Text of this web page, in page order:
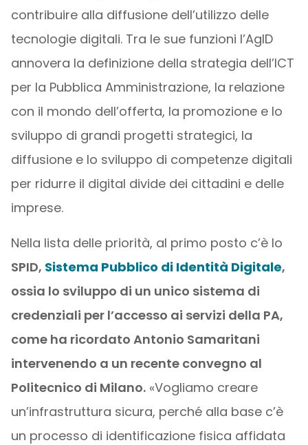
contribuire alla diffusione dell’utilizzo delle
tecnologie digitali. Tra le sue funzioni l’AgID
annovera la definizione della strategia dell’ICT
per la Pubblica Amministrazione, la relazione
con il mondo dell’offerta, la promozione e lo
sviluppo di grandi progetti strategici, la
diffusione e lo sviluppo di competenze digitali
per ridurre il digital divide dei cittadini e delle
imprese.
Nella lista delle priorità, al primo posto c’è lo
SPID, Sistema Pubblico di Identità Digitale,
ossia lo sviluppo di un unico sistema di
credenziali per l’accesso ai servizi della PA,
come ha ricordato Antonio Samaritani
intervenendo a un recente convegno al
Politecnico di Milano.«Vogliamo creare
un’infrastruttura sicura, perché alla base c’è
un processo di identificazione fisica affidata